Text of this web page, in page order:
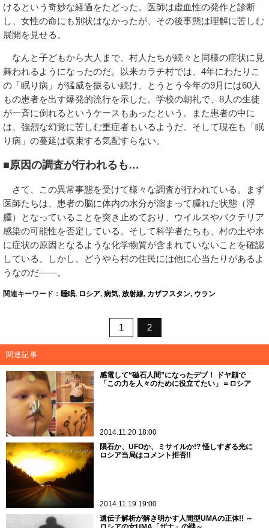
けるという奇妙な経過をたどった。医師は虚血性の発作と診断
し、女性の命にも別状はなかったが、その後事態は理解に苦しむ
展開を見せる。
なんと子どもから大人まで、村人たちが続々と同様の症状に見
舞われるようになったのだ。以来カラチ村では、4年にわたりこ
の「眠り病」が猛威を振るい続け、とうとう今年の9月には60人
もの患者を出す爆発的流行を示した。学校の朝礼で、8人の生徒
が一斉に倒れるというケースもあったという。また患者の中に
は、強烈な幻覚に苦しむ重症者もいるようだ。そして現在も「眠
り病」の蔓延は収束する気配すらない。
■原因の調査が行われるも…
さて、この異常事態を受けて様々な調査が行われている。まず
医師たちは、患者の脳に体内の水分が溜まって腫れた状態（浮
腫）となっていることを突き止めており、ウイルスやバクテリア
感染の可能性を否定している。そして科学者たちも、村の土や水
に症状の原因となるような化学物質が含まれていないことを確認
している。しかし、どうやら村の住民には他に心当たりがあるよ
うなのだ――。
関連キーワード： 睡眠, ロシア, 病気, 放射線, カザフスタン, ウラン
1 2
関連記事
感電して“磁石人間”になったデブ！ ドヤ顔で
「この力を人々のために役立てたい」＝ロシア
2014.11.20 18:00
隕石か、UFOか、ミサイルか!? 怪しすぎる光に
ロシア当局はコメント拒否!!
2014.11.19 19:00
遺伝子解析が解き明かす人間型UMAの正体!! ～